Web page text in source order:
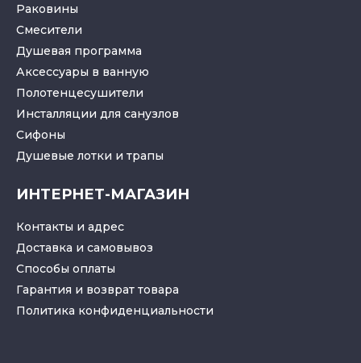
Раковины
Смесители
Душевая программа
Аксессуары в ванную
Полотенцесушители
Инсталляции для санузлов
Cифоны
Душевые лотки и трапы
ИНТЕРНЕТ-МАГАЗИН
Контакты и адрес
Доставка и самовывоз
Способы оплаты
Гарантия и возврат товара
Политика конфиденциальности